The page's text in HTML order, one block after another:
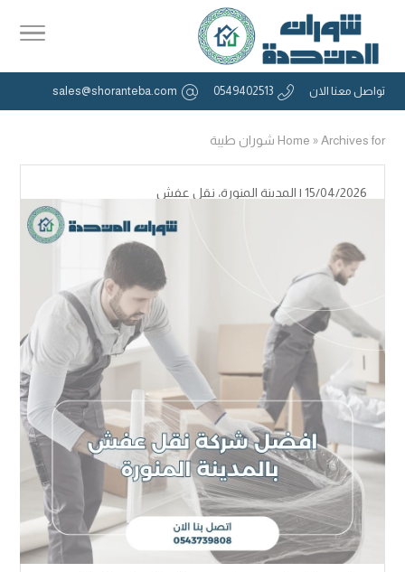
تواصل معنا الان 0549402513
sales@shoranteba.com
Home » Archives for شوران طيبة
15/04/2026 | المدينة المنورة، نقل عفش